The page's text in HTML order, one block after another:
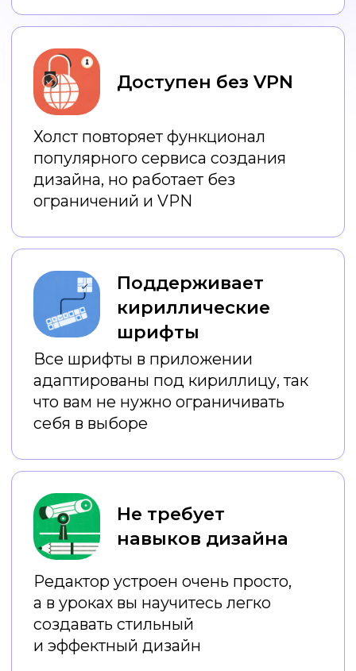
Ваши результаты
после емких онлайн-
уроков:
Вы постоянно экономите
время на создании креативов
Выэкономите деньги
Высоздаете красивый и
стильный визуал, который
привлекает внимание
аудитории